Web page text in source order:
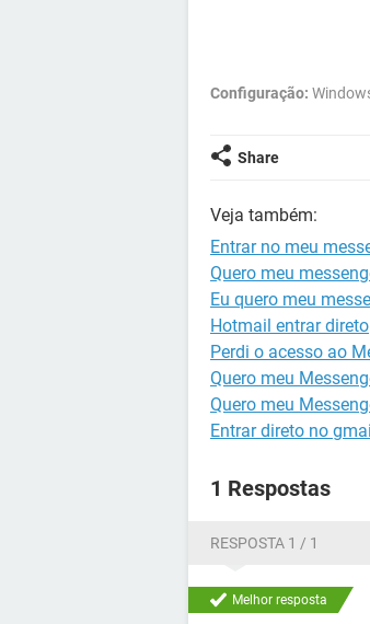
Configuração:
Share
Veja também:
Entrar no meu
Quero meu
Eu quero meu
Hotmail entrar direto
Perdi o acesso ao
Quero meu
Quero meu
Entrar direto no
1 Respostas
RESPOSTA 1 / 1
Melhor resposta